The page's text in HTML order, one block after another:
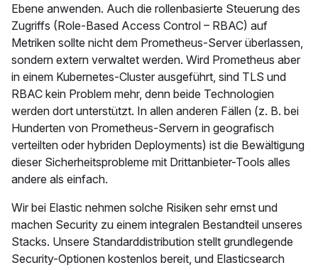
Ebene anwenden. Auch die rollenbasierte Steuerung des
Zugriffs (Role-Based Access Control – RBAC) auf
Metriken sollte nicht dem Prometheus-Server überlassen,
sondern extern verwaltet werden. Wird Prometheus aber
in einem Kubernetes-Cluster ausgeführt, sind TLS und
RBAC kein Problem mehr, denn beide Technologien
werden dort unterstützt. In allen anderen Fällen (z. B. bei
Hunderten von Prometheus-Servern in geografisch
verteilten oder hybriden Deployments) ist die Bewältigung
dieser Sicherheitsprobleme mit Drittanbieter-Tools alles
andere als einfach.
Wir bei Elastic nehmen solche Risiken sehr ernst und
machen Security zu einem integralen Bestandteil unseres
Stacks. Unsere Standarddistribution stellt grundlegende
Security-Optionen kostenlos bereit, und Elasticsearch